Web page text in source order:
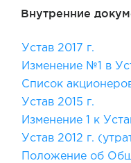
Внутренние
Устав 2017 г.
Изменение №1 в
Список
Устав 2015 г.
Изменение 1 к
Устав 2012 г.
Положение об